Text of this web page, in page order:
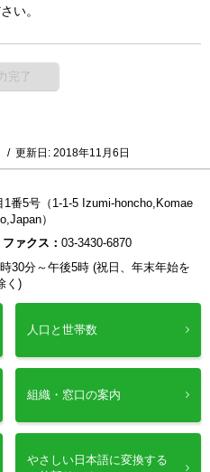
い。
/ 更新日: 2018年11月6日
番5号（1-1-5 Izumi-honcho,Komae
）
ファクス： 03-3430-6870
30分～午後5時 (祝日、年末年始を
く)
人口と世帯数
組織・窓口の案内
やさしい日本語に変換する